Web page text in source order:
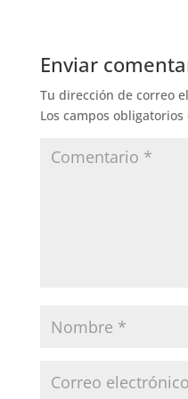
Enviar
Tu dirección de correo
Los campos